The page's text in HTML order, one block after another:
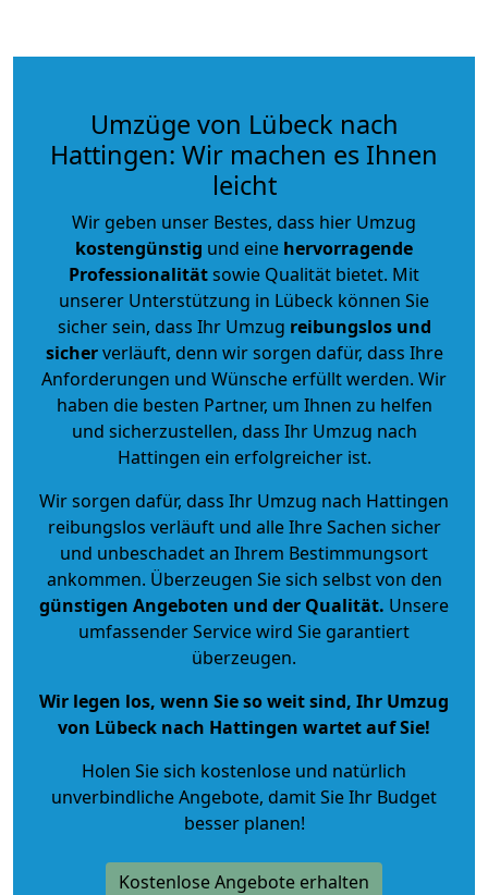
Umzüge von Lübeck nach
Hattingen: Wir machen es Ihnen
leicht
Wir geben unser Bestes, dass hier Umzug
kostengünstig und eine hervorragende
Professionalitätsowie Qualität bietet. Mit
unserer Unterstützung in Lübeck können Sie
sicher sein, dass Ihr Umzug reibungslos und
sicherverläuft, denn wir sorgen dafür, dass Ihre
Anforderungen und Wünsche erfüllt werden. Wir
haben die besten Partner, um Ihnen zu helfen
und sicherzustellen, dass Ihr Umzug nach
Hattingen ein erfolgreicher ist.
Wir sorgen dafür, dass Ihr Umzug nach Hattingen
reibungslos verläuft und alle Ihre Sachen sicher
und unbeschadet an Ihrem Bestimmungsort
ankommen. Überzeugen Sie sich selbst von den
günstigen Angeboten und der Qualität. Unsere
umfassender Service wird Sie garantiert
überzeugen.
Wir legen los, wenn Sie so weit sind, Ihr Umzug
von Lübeck nach Hattingen wartet auf Sie!
Holen Sie sich kostenlose und natürlich
unverbindliche Angebote, damit Sie Ihr Budget
besser planen!
Kostenlose Angebote erhalten